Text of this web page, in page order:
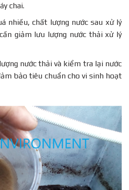
chai.
nhiều, chất lượng nước sau xử lý
giảm lưu lượng nước thải xử lý
nước thải và kiểm tra lại nước
bảo tiêu chuẩn cho vi sinh hoạt